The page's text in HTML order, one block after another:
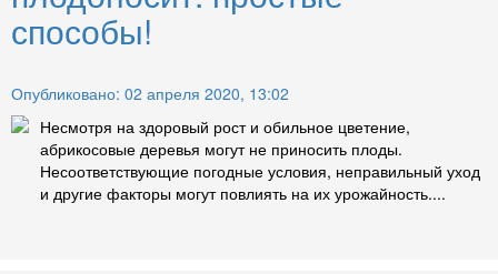
способы!
Опубликовано: 02 апреля 2020, 13:02
Несмотря на здоровый рост и обильное цветение,
абрикосовые деревья могут не приносить плоды.
Несоответствующие погодные условия, неправильный уход
и другие факторы могут повлиять на их урожайность....